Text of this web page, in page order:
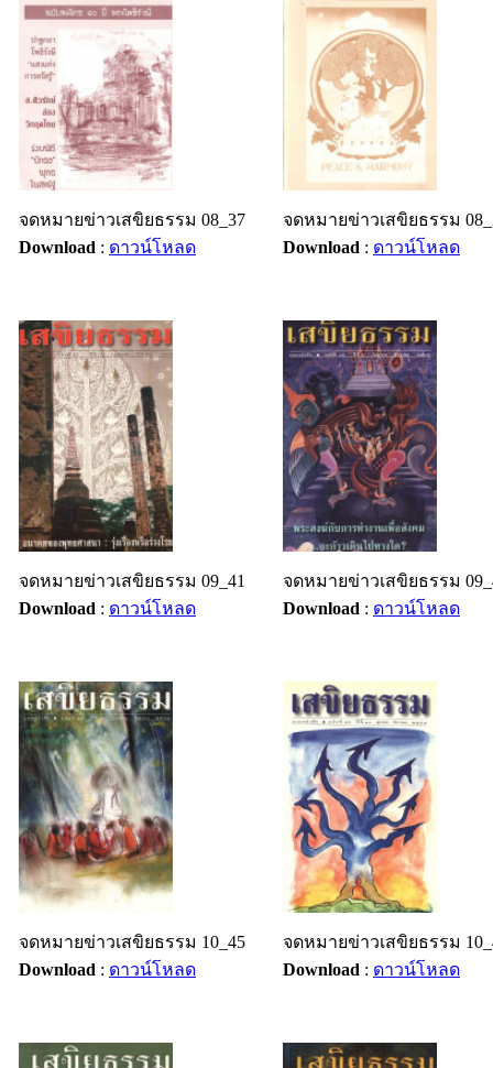
จดหมายข่าวเสขิยธรรม 08_37
Download : ดาวน์โหลด
จดหมายข่าวเสขิยธรรม
Download : ดาวน์โหลด
จดหมายข่าวเสขิยธรรม 09_41
Download : ดาวน์โหลด
จดหมายข่าวเสขิยธรรม
Download : ดาวน์โหลด
จดหมายข่าวเสขิยธรรม 10_45
Download : ดาวน์โหลด
จดหมายข่าวเสขิยธรรม
Download : ดาวน์โหลด